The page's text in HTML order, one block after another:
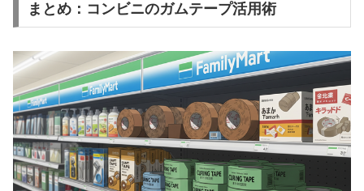
まとめ：コンビニのガムテープ活用術